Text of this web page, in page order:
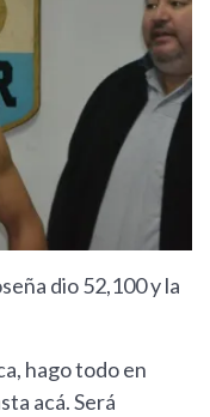
dio 52,100 y la
hago todo en
acá. Será